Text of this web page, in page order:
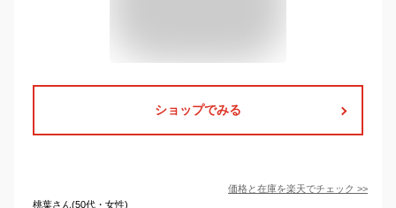
ショップでみる
価格と在庫を楽天でチェック >>
桃葉さん(50代・女性)